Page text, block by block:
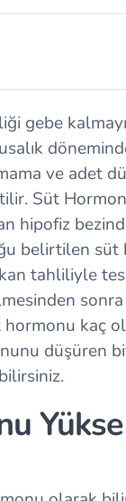
gebe
ve adet
Süt
hipofiz
belirtilen
tahliliyle
kaç
düşüren